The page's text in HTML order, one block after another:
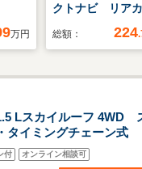
万円
クトナビ リア
ラ ETC 純正ド
シートヒーター
ルセグTV 夏冬
ヤ付き
総額： 224
Lスカイルーフ 4WD
タイミングチェーン式
付 オンライン相談可